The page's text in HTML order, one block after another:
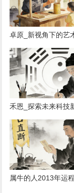
卓原_新视角下的艺
禾恩_探索未来科技
属牛的人2013年运